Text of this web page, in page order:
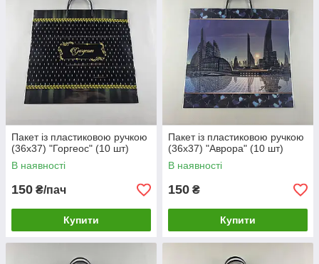
Пакет із пластиковою ручкою
(36х37) "Горгеос" (10 шт)
В наявності
150 ₴/пач
Купити
Пакет із пластиковою ручкою
(36х37) "Аврора" (10 шт)
В наявності
150 ₴
Купити